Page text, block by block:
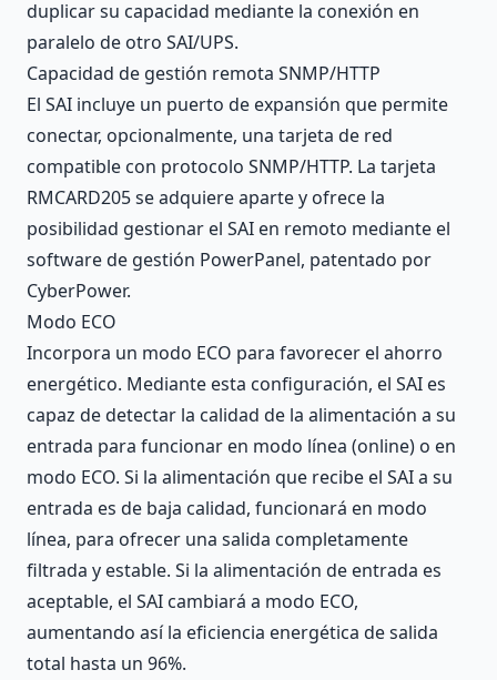
duplicar su capacidad mediante la conexión en
paralelo de otro SAI/UPS.
Capacidad de gestión remota SNMP/HTTP
El SAI incluye un puerto de expansión que permite
conectar, opcionalmente, una tarjeta de red
compatible con protocolo SNMP/HTTP. La tarjeta
RMCARD205 se adquiere aparte y ofrece la
posibilidad gestionar el SAI en remoto mediante el
software de gestión PowerPanel, patentado por
CyberPower.
Modo ECO
Incorpora un modo ECO para favorecer el ahorro
energético. Mediante esta configuración, el SAI es
capaz de detectar la calidad de la alimentación a su
entrada para funcionar en modo línea (online) o en
modo ECO. Si la alimentación que recibe el SAI a su
entrada es de baja calidad, funcionará en modo
línea, para ofrecer una salida completamente
filtrada y estable. Si la alimentación de entrada es
aceptable, el SAI cambiará a modo ECO,
aumentando así la eficiencia energética de salida
total hasta un 96%.